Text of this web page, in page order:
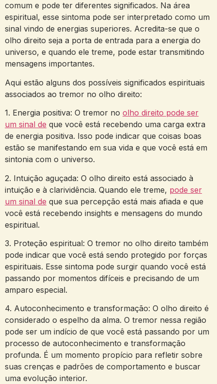
⁢comum e pode ter⁣ diferentes ⁤significados. Na área
espiritual, esse‌ sintoma​ pode ser interpretado⁤ como um
sinal vindo de energias superiores. Acredita-se que o⁢
olho direito seja a ⁢porta ​de entrada para a ‍energia do
universo, ⁣e quando ele treme, pode ⁣estar transmitindo⁢
mensagens⁤ importantes.
Aqui estão alguns dos ⁤possíveis significados⁢ espirituais⁢
associados ao tremor ⁣no ​olho direito:
1. Energia ⁢positiva: O tremor no olho direito pode ser
um sinal de que você está recebendo uma carga extra
de energia positiva. ⁢Isso pode indicar que ⁤coisas‍ boas‍
estão‌ se manifestando em⁣ sua vida e que ⁤você ⁣está em
sintonia com ⁤o universo.
2. Intuição ‍aguçada: O olho direito está associado⁤ à
intuição e à⁤ clarividência. Quando ele treme, ⁣ pode ser
um​ sinal de que​ sua ⁣percepção está⁢ mais afiada e que
você está recebendo ‍insights e mensagens do mundo
espiritual.
3. Proteção espiritual: O tremor no olho direito ⁣também
⁤pode indicar que⁤ você‌ está ⁢sendo‌ protegido por forças
espirituais. Esse ‌sintoma ⁣pode surgir quando você está
passando por momentos difíceis e precisando de⁢ um
amparo especial.
4. Autoconhecimento e transformação: O⁤ olho ​direito ⁢é
considerado o espelho da alma. O tremor nessa⁣ região
pode ser um ​indício de que você está passando por um
processo de autoconhecimento ⁤e⁢ transformação‍
profunda.‌ É um momento propício para refletir sobre
suas crenças e padrões⁢ de ⁢comportamento e buscar
uma evolução interior.